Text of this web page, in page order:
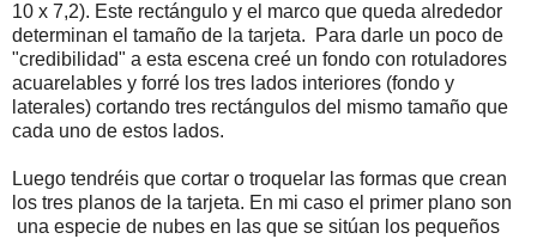
10 x 7,2). Este rectángulo y el marco que queda alrededor
determinan el tamaño de la tarjeta. Para darle un poco de
"credibilidad" a esta escena creé un fondo con rotuladores
acuarelables y forré los tres lados interiores (fondo y
laterales) cortando tres rectángulos del mismo tamaño que
cada uno de estos lados.
Luego tendréis que cortar o troquelar las formas que crean
los tres planos de la tarjeta. En mi caso el primer plano son
una especie de nubes en las que se sitúan los pequeños